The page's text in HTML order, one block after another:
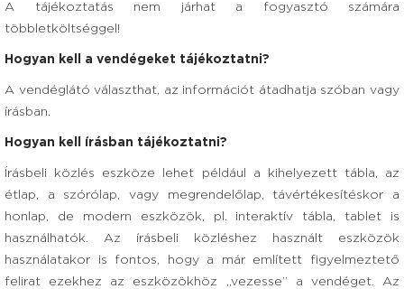
A tájékoztatás nem járhat a fogyasztó számára
többletköltséggel!
Hogyan kell a vendégeket tájékoztatni?
A vendéglátó választhat, az információt átadhatja szóban vagy
írásban.
Hogyan kell írásban tájékoztatni?
Írásbeli közlés eszköze lehet például a kihelyezett tábla, az
étlap, a szórólap, vagy megrendelőlap, távértékesítéskor a
honlap, de modern eszközök, pl. interaktív tábla, tablet is
használhatók. Az írásbeli közléshez használt eszközök
használatakor is fontos, hogy a már említett figyelmeztető
felirat ezekhez az eszközökhöz „vezesse” a vendéget. Az